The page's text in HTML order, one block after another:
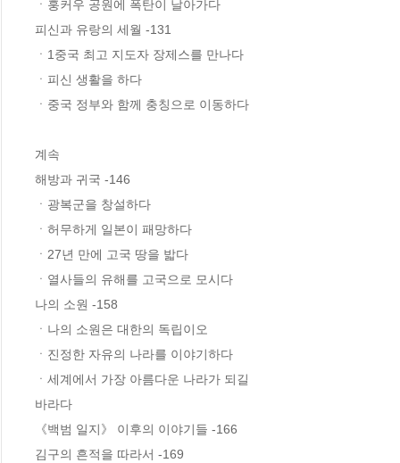
ㆍ훙커우 공원에 폭탄이 날아가다
피신과 유랑의 세월 -131
ㆍ1중국 최고 지도자 장제스를 만나다
ㆍ피신 생활을 하다
ㆍ중국 정부와 함께 충칭으로 이동하다
계속
해방과 귀국 -146
ㆍ광복군을 창설하다
ㆍ허무하게 일본이 패망하다
ㆍ27년 만에 고국 땅을 밟다
ㆍ열사들의 유해를 고국으로 모시다
나의 소원 -158
ㆍ나의 소원은 대한의 독립이오
ㆍ진정한 자유의 나라를 이야기하다
ㆍ세계에서 가장 아름다운 나라가 되길
바라다
《백범 일지》 이후의 이야기들 -166
김구의 흔적을 따라서 -169